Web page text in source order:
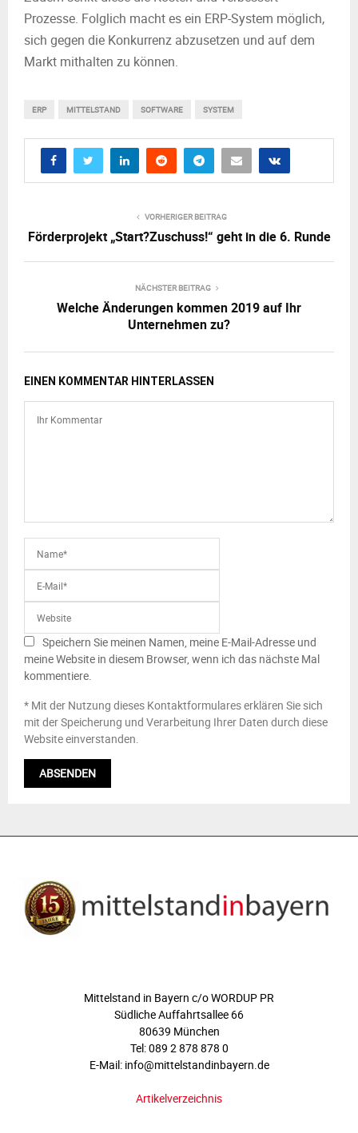
Prozesse. Folglich macht es ein ERP-System möglich,
sich gegen die Konkurrenz abzusetzen und auf dem
Markt mithalten zu können.
ERP MITTELSTAND SOFTWARE SYSTEM
VORHERIGER BEITRAG
Förderprojekt „Start?Zuschuss!“ geht in die 6. Runde
NÄCHSTER BEITRAG
Welche Änderungen kommen 2019 auf Ihr
Unternehmen zu?
EINEN KOMMENTAR HINTERLASSEN
Speichern Sie meinen Namen, meine E-Mail-Adresse und
meine Website in diesem Browser, wenn ich das nächste Mal
kommentiere.
* Mit der Nutzung dieses Kontaktformulares erklären Sie sich
mit der Speicherung und Verarbeitung Ihrer Daten durch diese
Website einverstanden.
Mittelstand in Bayern c/o WORDUP PR
Südliche Auffahrtsallee 66
80639 München
Tel: 089 2 878 878 0
E-Mail: info@mittelstandinbayern.de
Artikelverzeichnis